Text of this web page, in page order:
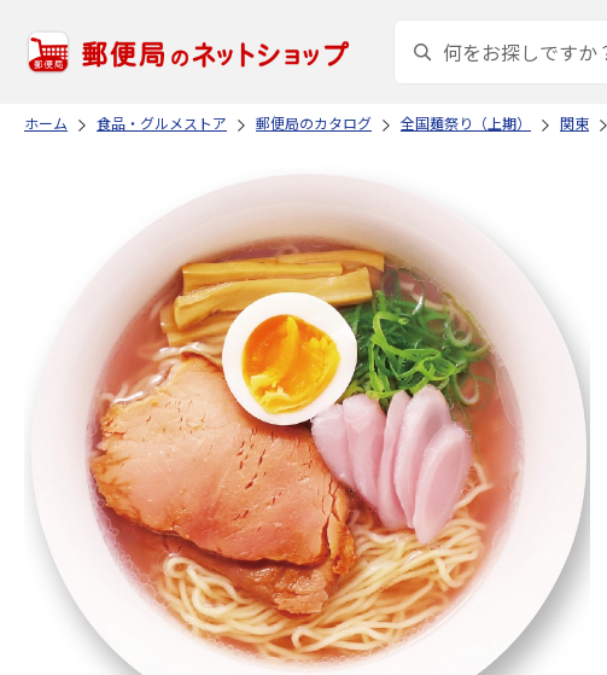
ホーム 食品・グルメストア 郵便局のカタログ 全国麺祭り（上期） 関東